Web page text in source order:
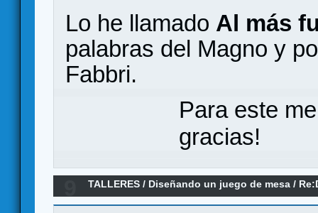
Lo he llamado Al más
palabras del Magno y
Fabbri.
Para este
gracias!
TALLERES / Diseñando un juego de mesa /